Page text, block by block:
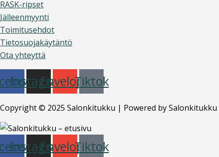
RASK-ripset
Jälleenmyynti
Toimitusehdot
Tietosuojakäytäntö
Ota yhteyttä
Instagram
EnvelopeTiktok
Copyright © 2025 Salonkitukku | Powered by Salonkitukku
Instagram
EnvelopeTiktok